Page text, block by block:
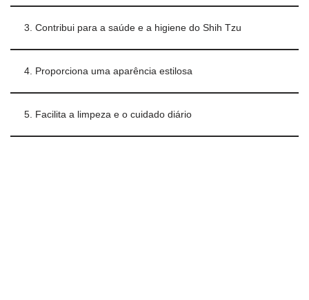
3. Contribui para a saúde e a higiene do Shih Tzu
4. Proporciona uma aparência estilosa
5. Facilita a limpeza e o cuidado diário